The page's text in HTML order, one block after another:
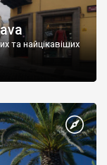
та найцікавіших